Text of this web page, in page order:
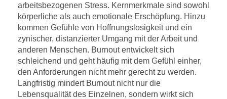
arbeitsbezogenen Stress. Kernmerkmale sind sowohl
körperliche als auch emotionale Erschöpfung. Hinzu
kommen Gefühle von Hoffnungslosigkeit und ein
zynischer, distanzierter Umgang mit der Arbeit und
anderen Menschen. Burnout entwickelt sich
schleichend und geht häufig mit dem Gefühl einher,
den Anforderungen nicht mehr gerecht zu werden.
Langfristig mindert Burnout nicht nur die
Lebensqualität des Einzelnen, sondern wirkt sich